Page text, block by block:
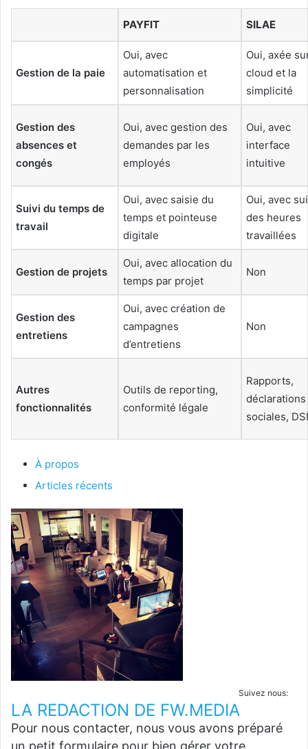
PAYFIT SILAE
Gestion de la paie
Oui, avec
automatisation et
personnalisation
Oui, axée
cloud et la
simplicité
Gestion des
absences et
congés
Oui, avec gestion des
demandes par les
employés
Oui, avec
interface
intuitive
Suivi du temps de
travail
Oui, avec saisie du
temps et pointeuse
digitale
Oui, avec
des heures
travaillées
Gestion de projets
Oui, avec allocation du
temps par projet
Non
Gestion des
entretiens
Oui, avec création de
campagnes
d’entretiens
Non
Autres
fonctionnalités
Outils de reporting,
conformité légale
Rapports,
déclarations
sociales,
À propos
Articles récents
Suivez nous:
LA REDACTION DE FW.MEDIA
Pour nous contacter, nous vous avons préparé
un petit formulaire pour bien gérer votre